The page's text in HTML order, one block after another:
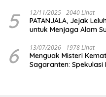
5 12/11/2025 2040 Lihat
PATANJALA, Jejak
untuk Menjaga Alam
6 13/07/2026 1978 Lihat
Menguak Misteri
Sagaranten: